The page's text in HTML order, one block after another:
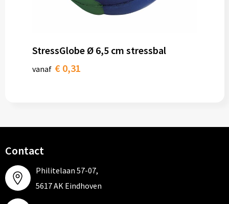
StressGlobe Ø 6,5 cm stressbal
vanaf € 0,31
Contact
Philitelaan 57-07,
5617 AK Eindhoven